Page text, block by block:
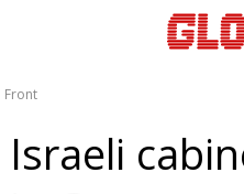
Front
Israeli